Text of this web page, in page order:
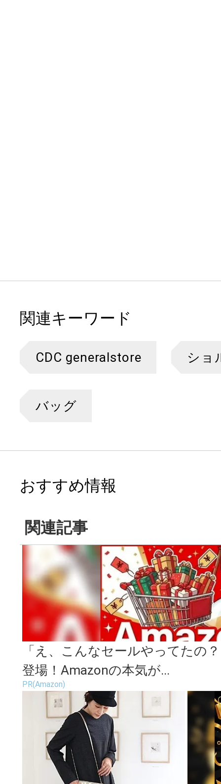
関連キーワード
CDC generalstore ショ
バッグ
おすすめ情報
関連記事
「え、こんなセールやってたの
登場！Amazonの本気が...
PR(Amazon)